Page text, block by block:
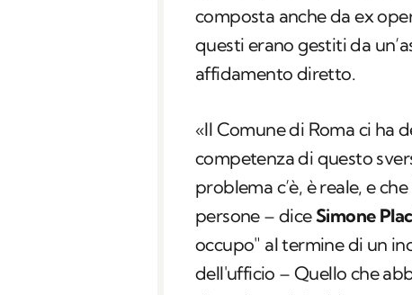
composta anche da ex
questi erano gestiti da
affidamento diretto.
«Il Comune di Roma ci ha
competenza di questo
problema c’è, è reale, e
persone – diceSimone
occupo" al termine di un
dell'ufficio – Quello che